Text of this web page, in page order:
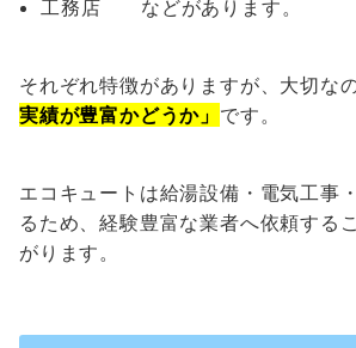
工務店 などがあります。
それぞれ特徴がありますが、大切な
実績が豊富かどうか」 です。
エコキュートは給湯設備・電気工事
るため、経験豊富な業者へ依頼する
がります。